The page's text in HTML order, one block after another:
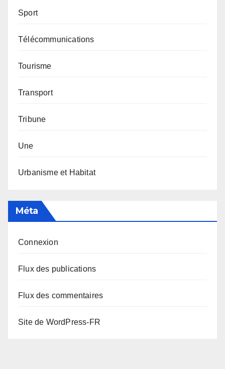
Sport
Télécommunications
Tourisme
Transport
Tribune
Une
Urbanisme et Habitat
Méta
Connexion
Flux des publications
Flux des commentaires
Site de WordPress-FR